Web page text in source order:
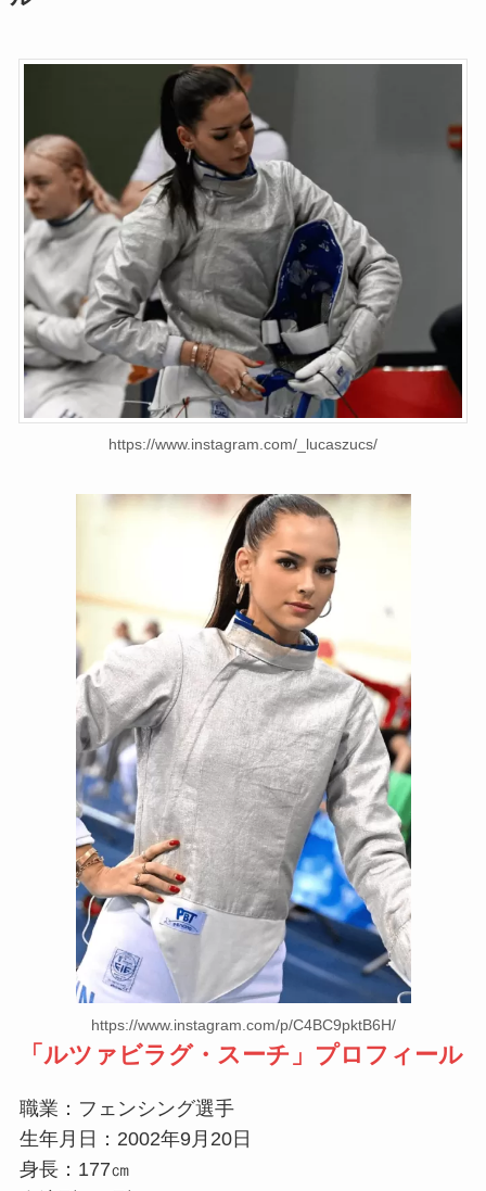
https://www.instagram.com/_lucaszucs/
https://www.instagram.com/p/C4BC9pktB6H/
「 ルツァビラグ・スーチ 」プロフィール
職業：フェンシング選手
生年月日：2002年9月20日
身長：177㎝